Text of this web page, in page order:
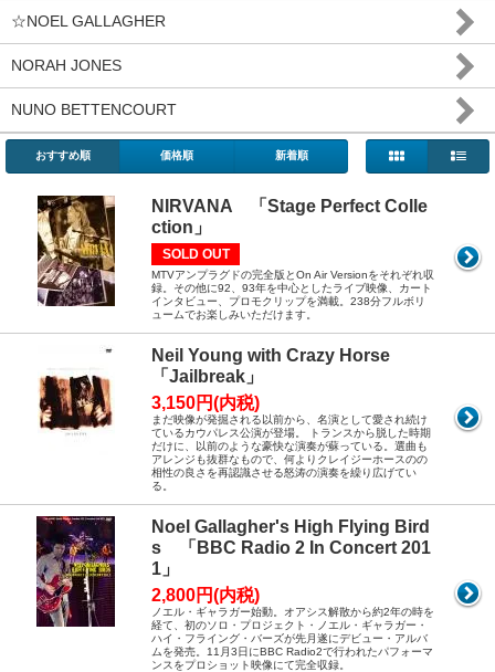
☆NOEL GALLAGHER
NORAH JONES
NUNO BETTENCOURT
おすすめ順 価格順 新着順
NIRVANA 「Stage Perfect Colle
ction」
SOLD OUT
MTVアンプラグドの完全版とOn Air Versionをそれぞれ収
録。その他に92、93年を中心としたライブ映像、カート
インタビュー、プロモクリップを満載。238分フルボリ
ュームでお楽しみいただけます。
Neil Young with Crazy Horse
「Jailbreak」
3,150円(内税)
まだ映像が発掘される以前から、名演として愛され続け
ているカウパレス公演が登場。 トランスから脱した時期
だけに、以前のような豪快な演奏が蘇っている。選曲も
アレンジも抜群なもので、何よりクレイジーホースのの
相性の良さを再認識させる怒涛の演奏を繰り広げてい
る。
Noel Gallagher's High Flying Bird
s 「BBC Radio 2 In Concert 201
1」
2,800円(内税)
ノエル・ギャラガー始動。オアシス解散から約2年の時を
経て、初のソロ・プロジェクト・ノエル・ギャラガー・
ハイ・フライング・バーズが先月遂にデビュー・アルバ
ムを発売。11月3日にBBC Radio2で行われたパフォーマ
ンスをプロショット映像にて完全収録。